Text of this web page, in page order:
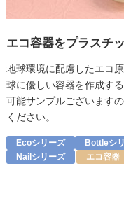
エコ容器をプラスチ
地球環境に配慮したエコ
球に優しい容器を作成す
可能サンプルございます
ください。
Ecoシリーズ
Bottleシ
Nailシリーズ
エコ容器